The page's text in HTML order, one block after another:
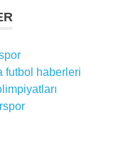
futbol haberleri